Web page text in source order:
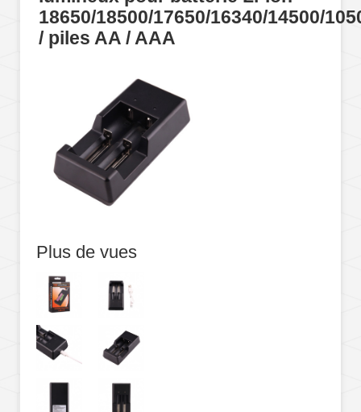
18650/18500/17650/16340/14500/
/ piles AA / AAA
Plus de vues